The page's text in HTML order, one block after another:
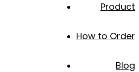
Product
How to Order
Blog